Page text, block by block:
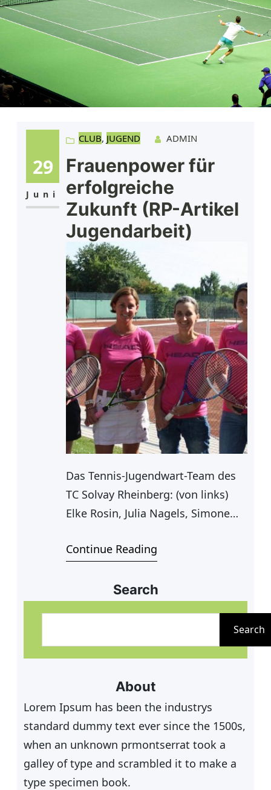
29
Juni
CLUB, JUGEND ADMIN
Frauenpower für
erfolgreiche
Zukunft (RP-Artikel
Jugendarbeit)
Das Tennis-Jugendwart-Team des
TC Solvay Rheinberg: (von links)
Elke Rosin, Julia Nagels, Simone
fkt Rheinberg. Tennis: Seit April
Jugendarbeit des TC Solvay. Junge
Topoll „Spiel, Satz und Sieg für
Jung und Alt“, so steht es auf der
vereinseigenen
Continue Reading
Search
n
Search
About
Lorem Ipsum has been the industrys
standard dummy text ever since the 1500s,
when an unknown prmontserrat took a
galley of type and scrambled it to make a
type specimen book.